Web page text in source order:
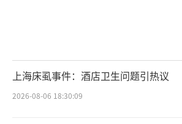
上海床虱事件：酒店卫生问题引热议
2026-08-06 18:30:09